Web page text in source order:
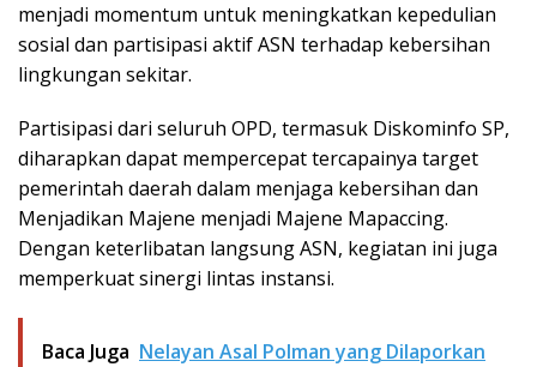
menjadi momentum untuk meningkatkan kepedulian
sosial dan partisipasi aktif ASN terhadap kebersihan
lingkungan sekitar.
Partisipasi dari seluruh OPD, termasuk Diskominfo SP,
diharapkan dapat mempercepat tercapainya target
pemerintah daerah dalam menjaga kebersihan dan
Menjadikan Majene menjadi Majene Mapaccing.
Dengan keterlibatan langsung ASN, kegiatan ini juga
memperkuat sinergi lintas instansi.
Baca Juga Nelayan Asal Polman yang Dilaporkan